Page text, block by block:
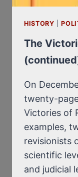
HISTORY |
The
On
twenty-
Victories of
examples,
revisionists
scientific
and judicial